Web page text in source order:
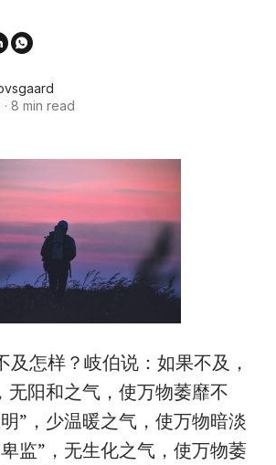
· 8 min read
及怎样？岐伯说：如果不及，
无阳和之气，使万物萎靡不
”，少温暖之气，使万物暗淡
监”，无生化之气，使万物萎